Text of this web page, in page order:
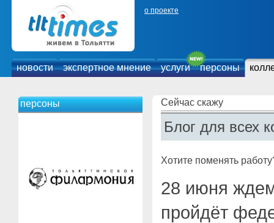
о проекте
новости экспертное мнение услуги персоны
персоны Сейчас скажу
Блог для всех
Хотите поменять
28 июня
пройдёт